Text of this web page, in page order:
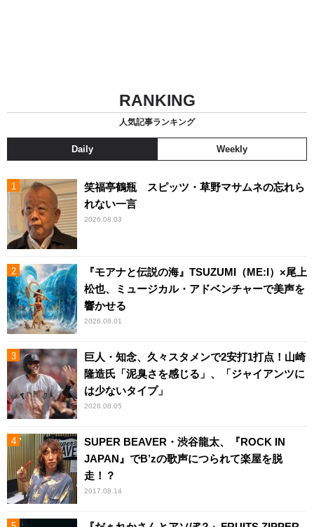
RANKING
人気記事ランキング
Daily Weekly
笑福亭鶴瓶 スピッツ・草野マサムネの忘れら
れない一言
2026.08.03
『モアナと伝説の海』TSUZUMI（ME:I）×尾上
松也、ミュージカル・アドベンチャーで美声を
響かせる
2026.08.01
巨人・知念、久々スタメンで2安打1打点！山崎
隆造氏「泥臭さを感じる」、「ジャイアンツに
は少ないタイプ」
2026.08.05
SUPER BEAVER・渋谷龍太、『ROCK IN
JAPAN』でB’zの歌声につられて楽屋を脱
走！？
2017.08.14